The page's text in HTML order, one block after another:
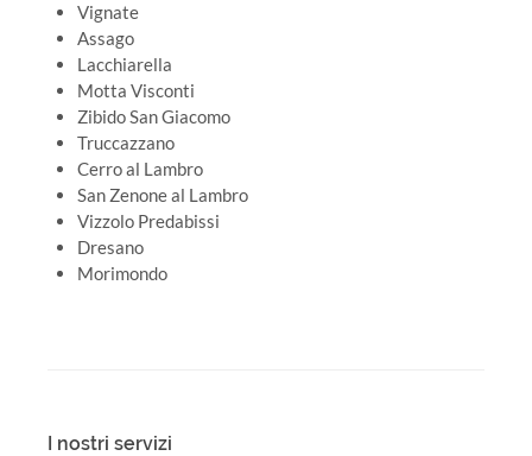
Vignate
Assago
Lacchiarella
Motta Visconti
Zibido San Giacomo
Truccazzano
Cerro al Lambro
San Zenone al Lambro
Vizzolo Predabissi
Dresano
Morimondo
I nostri servizi